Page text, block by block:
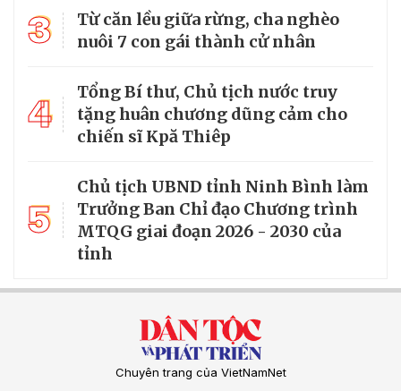
3
Từ căn lều giữa rừng, cha nghèo
nuôi 7 con gái thành cử nhân
4
Tổng Bí thư, Chủ tịch nước truy
tặng huân chương dũng cảm cho
chiến sĩ Kpă Thiêp
5
Chủ tịch UBND tỉnh Ninh Bình làm
Trưởng Ban Chỉ đạo Chương trình
MTQG giai đoạn 2026 - 2030 của
tỉnh
Chuyên trang của VietNamNet